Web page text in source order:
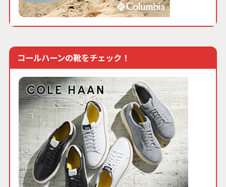
コールハーンの靴をチェック！